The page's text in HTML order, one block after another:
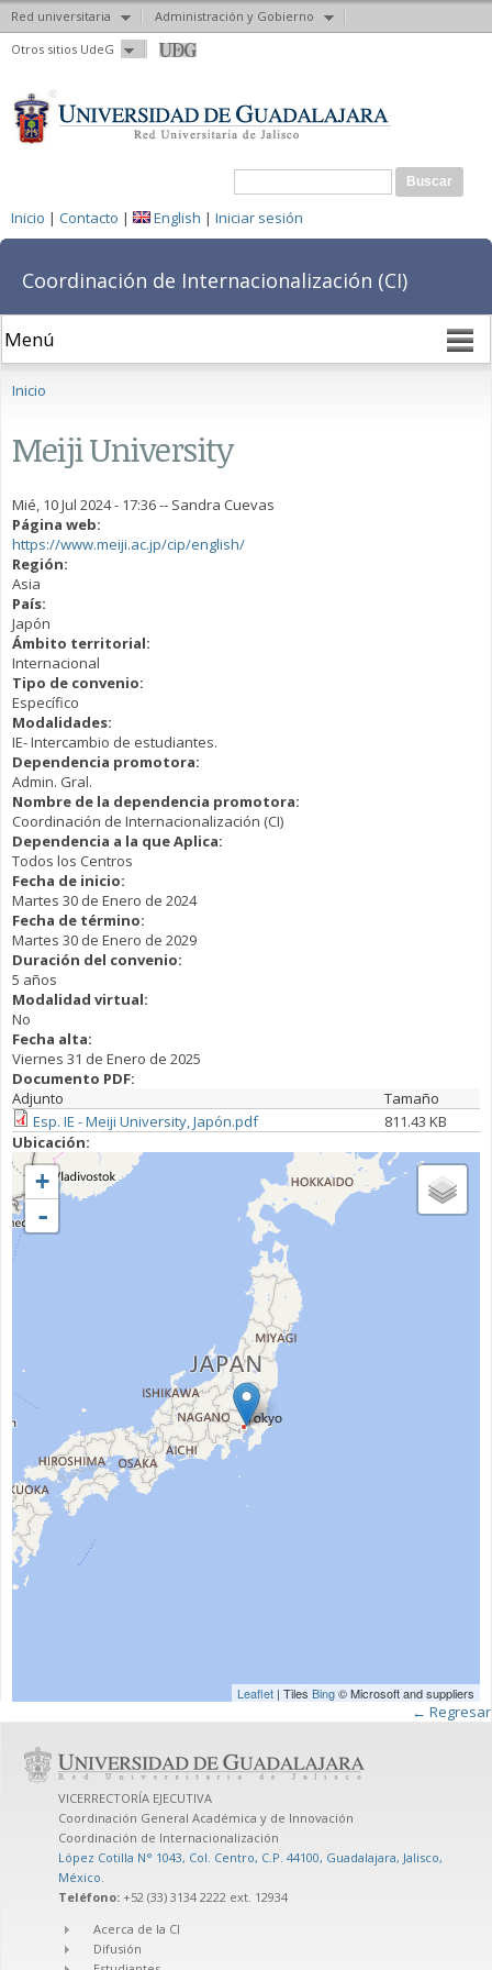
Red universitaria
Administración y Gobierno
Otros sitios UdeG
Pasar al
contenido
Formulario de búsqueda
Buscar
Inicio | Contacto | English | Iniciar sesión
Coordinación de Internacionalización (CI)
Se encuentra usted aquí
Inicio
Meiji University
Mié, 10 Jul 2024 - 17:36-- Sandra Cuevas
Página web:
https://www.meiji.ac.jp/cip/english/
Región:
Asia
País:
Japón
Ámbito territorial:
Internacional
Tipo de convenio:
Específico
Modalidades:
IE- Intercambio de estudiantes.
Dependencia promotora:
Admin. Gral.
Nombre de la dependencia promotora:
Coordinación de Internacionalización (CI)
Dependencia a la que Aplica:
Todos los Centros
Fecha de inicio:
Martes 30 de Enero de 2024
Fecha de término:
Martes 30 de Enero de 2029
Duración del convenio:
5 años
Modalidad virtual:
No
Fecha alta:
Viernes 31 de Enero de 2025
Documento PDF:
Adjunto
Tamaño
Esp. IE - Meiji University, Japón.pdf
811.43 KB
Ubicación:
+
-
Leaflet | Tiles Bing© Microsoft and suppliers
← Regresar
VICERRECTORÍA EJECUTIVA
Coordinación General Académica y de Innovación
Coordinación de Internacionalización
López Cotilla N° 1043, Col. Centro, C.P. 44100, Guadalajara, Jalisco,
México.
Teléfono: +52 (33) 3134 2222 ext. 12934
Acerca de la CI
Difusión